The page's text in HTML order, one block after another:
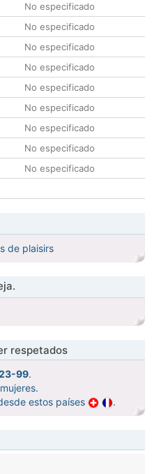
No especificado
No especificado
No especificado
No especificado
No especificado
No especificado
No especificado
No especificado
No especificado
de plaisirs
respetados
99.
estos países
.